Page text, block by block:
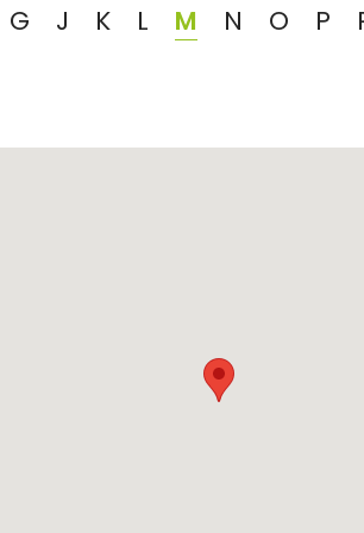
G J K L M N O P